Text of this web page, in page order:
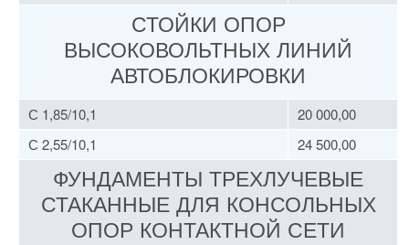
СТОЙКИ ОПОР
ВЫСОКОВОЛЬТНЫХ ЛИНИЙ
АВТОБЛОКИРОВКИ
С 1,85/10,1
20 000,00
С 2,55/10,1
24 500,00
ФУНДАМЕНТЫ ТРЕХЛУЧЕВЫЕ
СТАКАННЫЕ ДЛЯ КОНСОЛЬНЫХ
ОПОР КОНТАКТНОЙ СЕТИ